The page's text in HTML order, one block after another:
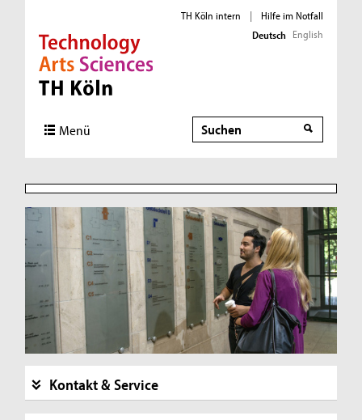
Direkt zur Hauptnavigation
Direkt zur Subnavigation
Direkt zum Inhalt
Direkt zum Fußbereich
TH Köln intern |
Hilfe im Notfall
Deutsch English
Menü Suche
Kontakt & Service